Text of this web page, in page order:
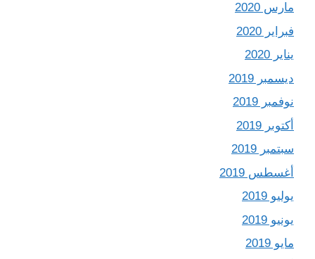
مارس 2020
فبراير 2020
يناير 2020
ديسمبر 2019
نوفمبر 2019
أكتوبر 2019
سبتمبر 2019
أغسطس 2019
يوليو 2019
يونيو 2019
مايو 2019